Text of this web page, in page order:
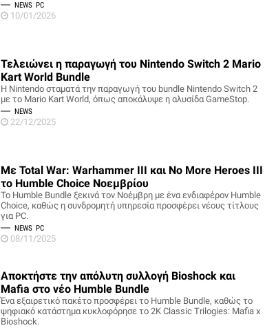
NEWS PC
10/01/2026
Τελειώνει η παραγωγή του Nintendo Switch 2 Mario
Kart World Bundle
Η Nintendo σταματά την παραγωγή του bundle Nintendo Switch 2
με το Mario Kart World, όπως αποκάλυψε η αλυσίδα GameStop.
NEWS
22/12/2025
Με Total War: Warhammer III και No More Heroes III
το Humble Choice Νοεμβρίου
Το Humble Bundle ξεκινά τον Νοέμβρη με ένα ενδιαφέρον Humble
Choice, καθώς η συνδρομητή υπηρεσία προσφέρει νέους τίτλους
για PC.
NEWS PC
08/11/2025
Αποκτήστε την απόλυτη συλλογή Bioshock και
Mafia στο νέο Humble Bundle
Ένα εξαιρετικό πακέτο προσφέρει το Humble Bundle, καθώς το
ψηφιακό κατάστημα κυκλοφόρησε το 2K Classic Trilogies: Mafia x
Bioshock.